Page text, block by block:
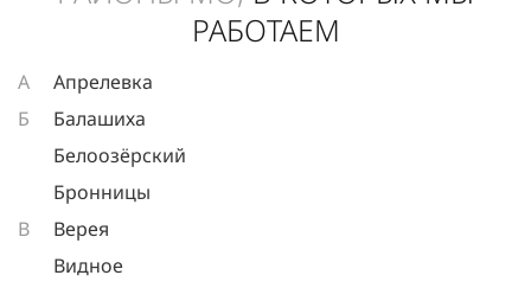
РАБОТАЕМ
А
Апрелевка
Б
Балашиха
Белоозёрский
Бронницы
В
Верея
Видное